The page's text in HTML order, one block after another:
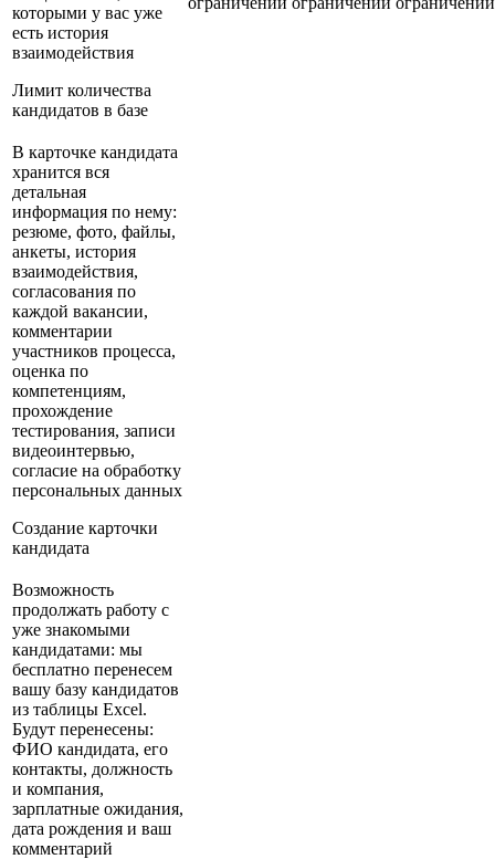
которыми у вас уже
есть история
взаимодействия
Лимит количества
кандидатов в базе
В карточке кандидата
хранится вся
детальная
информация по нему:
резюме, фото, файлы,
анкеты, история
взаимодействия,
согласования по
каждой вакансии,
комментарии
участников процесса,
оценка по
компетенциям,
прохождение
тестирования, записи
видеоинтервью,
согласие на обработку
персональных данных
Создание карточки
кандидата
Возможность
продолжать работу с
уже знакомыми
кандидатами: мы
бесплатно перенесем
вашу базу кандидатов
из таблицы Excel.
Будут перенесены:
ФИО кандидата, его
контакты, должность
и компания,
зарплатные ожидания,
дата рождения и ваш
комментарий